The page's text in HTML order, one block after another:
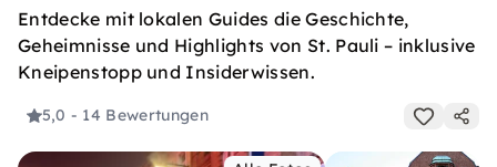
Entdecke mit lokalen Guides die Geschichte,
Geheimnisse und Highlights von St. Pauli – inklusive
Kneipenstopp und Insiderwissen.
5,0 - 14 Bewertungen